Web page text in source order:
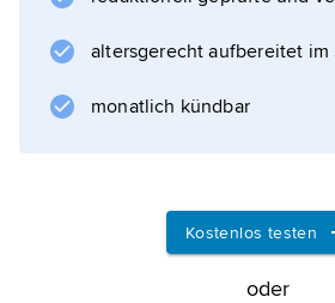
altersgerecht aufbereitet im
monatlich kündbar
Kostenlos testen
oder